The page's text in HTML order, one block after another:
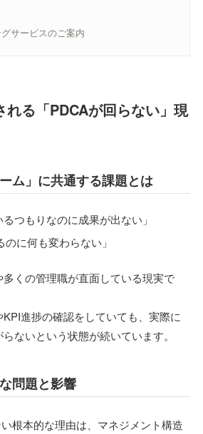
サービスのご案内
れる「PDCAが回らない」現
ム」に共通する課題とは
るつもりなのに成果が出ない」
のに何も変わらない」
くの管理職が直面している現実で
進捗の確認をしていても、実際に
ないという状態が続いています。
問題と影響
根本的な理由は、マネジメント構造